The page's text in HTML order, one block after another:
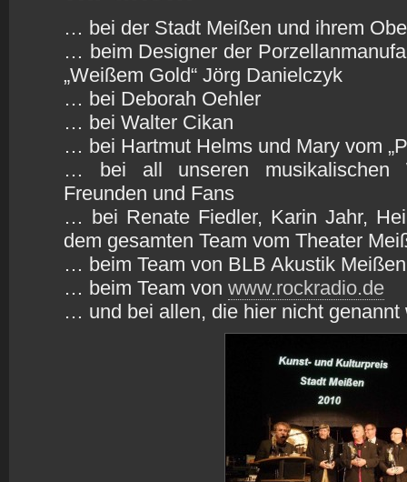
… bei der Stadt Meißen und ihrem
… beim Designer der
„Weißem Gold“ Jörg Danielczyk
… bei Deborah Oehler
… bei Walter Cikan
… bei Hartmut Helms und Mary vom
… bei all unseren musikalischen
Freunden und Fans
… bei Renate Fiedler, Karin Jahr,
dem gesamten Team vom Theater
… beim Team von BLB Akustik Meißen
… beim Team von www.rockradio.de
… und bei allen, die hier nicht